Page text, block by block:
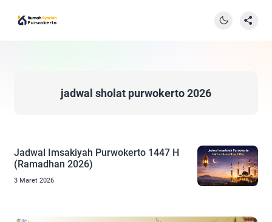
jadwal sholat purwokerto 2026
Jadwal Imsakiyah Purwokerto 1447 H
(Ramadhan 2026)
3 Maret 2026